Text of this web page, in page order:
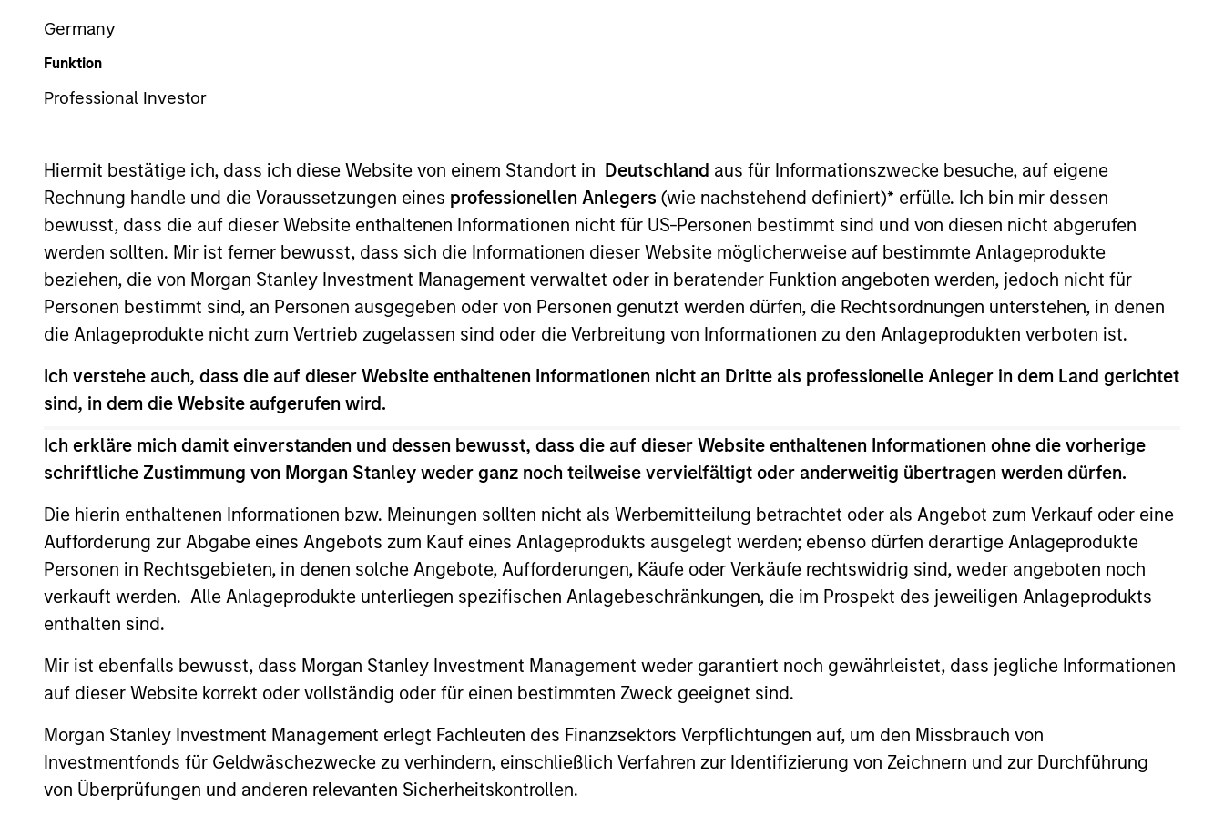
Germany
Funktion
Professional Investor
Hiermit bestätige ich, dass ich diese Website von einem Standort in Deutschland aus für Informationszwecke besuche, auf eigene
Rechnung handle und die Voraussetzungen eines professionellen Anlegers (wie nachstehend definiert)* erfülle. Ich bin mir dessen
bewusst, dass die auf dieser Website enthaltenen Informationen nicht für US-Personen bestimmt sind und von diesen nicht abgerufen
werden sollten. Mir ist ferner bewusst, dass sich die Informationen dieser Website möglicherweise auf bestimmte Anlageprodukte
beziehen, die von Morgan Stanley Investment Management verwaltet oder in beratender Funktion angeboten werden, jedoch nicht für
Personen bestimmt sind, an Personen ausgegeben oder von Personen genutzt werden dürfen, die Rechtsordnungen unterstehen, in denen
die Anlageprodukte nicht zum Vertrieb zugelassen sind oder die Verbreitung von Informationen zu den Anlageprodukten verboten ist.
Ich verstehe auch, dass die auf dieser Website enthaltenen Informationen nicht an Dritte als professionelle Anleger in dem Land gerichtet
sind, in dem die Website aufgerufen wird.
Ich erkläre mich damit einverstanden und dessen bewusst, dass die auf dieser Website enthaltenen Informationen ohne die vorherige
schriftliche Zustimmung von Morgan Stanley weder ganz noch teilweise vervielfältigt oder anderweitig übertragen werden dürfen.
Die hierin enthaltenen Informationen bzw. Meinungen sollten nicht als Werbemitteilung betrachtet oder als Angebot zum Verkauf oder eine
Aufforderung zur Abgabe eines Angebots zum Kauf eines Anlageprodukts ausgelegt werden; ebenso dürfen derartige Anlageprodukte
Personen in Rechtsgebieten, in denen solche Angebote, Aufforderungen, Käufe oder Verkäufe rechtswidrig sind, weder angeboten noch
verkauft werden. Alle Anlageprodukte unterliegen spezifischen Anlagebeschränkungen, die im Prospekt des jeweiligen Anlageprodukts
enthalten sind.
Mir ist ebenfalls bewusst, dass Morgan Stanley Investment Management weder garantiert noch gewährleistet, dass jegliche Informationen
auf dieser Website korrekt oder vollständig oder für einen bestimmten Zweck geeignet sind.
Morgan Stanley Investment Management erlegt Fachleuten des Finanzsektors Verpflichtungen auf, um den Missbrauch von
Investmentfonds für Geldwäschezwecke zu verhindern, einschließlich Verfahren zur Identifizierung von Zeichnern und zur Durchführung
von Überprüfungen und anderen relevanten Sicherheitskontrollen.
Overview
Access to multi-manager and single-manager managed futures investment solutions
Portfolio Managers